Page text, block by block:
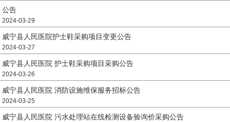
公告
2024-03-29
威宁县人民医院护士鞋采购项目变更公告
2024-03-27
威宁县人民医院 护士鞋采购项目采购公告
2024-03-26
威宁县人民医院 消防设施维保服务招标公告
2024-03-25
威宁县人民医院 污水处理站在线检测设备验询价采购公告